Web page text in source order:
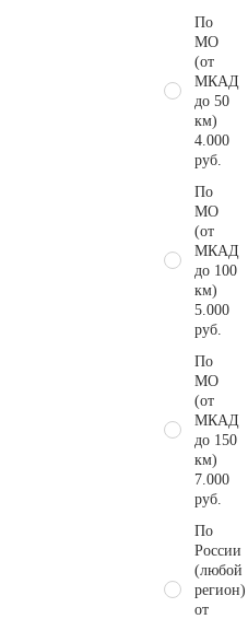
По
МО
(от
МКАД
до 50
км)
4.000
руб.
По
МО
(от
МКАД
до 100
км)
5.000
руб.
По
МО
(от
МКАД
до 150
км)
7.000
руб.
По
России
(любой
регион)
от